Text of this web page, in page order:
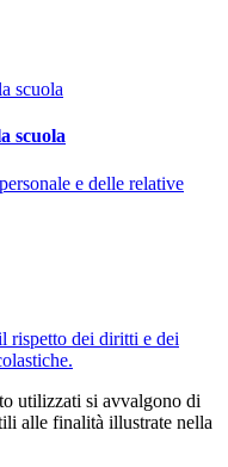
scuola
e delle relative
rispetto dei diritti e dei
utilizzati si avvalgono di
alle finalità illustrate nella